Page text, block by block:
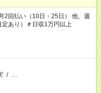
2回払い（10日・25日） 他、週
あり）＃日収1万円以上
/ …